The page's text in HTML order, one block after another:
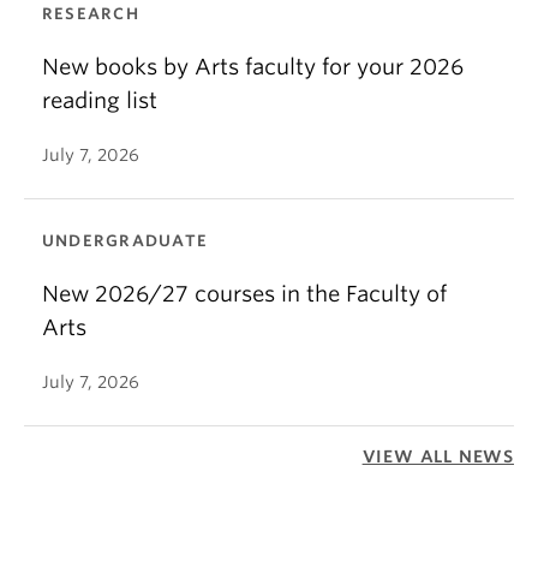
RESEARCH
New books by Arts faculty for your 2026
reading list
July 7, 2026
UNDERGRADUATE
New 2026/27 courses in the Faculty of
Arts
July 7, 2026
VIEW ALL NEWS